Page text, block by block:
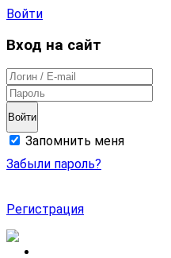
Войти
Вход на сайт
Войти
Запомнить меня
Забыли пароль?
Регистрация